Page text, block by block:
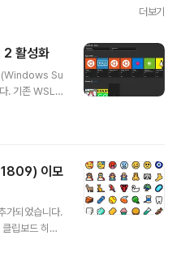
더보기
활성화
Su
. 기존 WSL보
해지는 등 큰
확인이 필요
서 버전을 확
후의 버전으
2를 설치하
것을 추천합
이모
가되었습니다.
립보드 히스
이모지 단축